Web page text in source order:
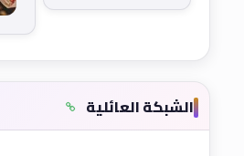
الشبكة العائلية